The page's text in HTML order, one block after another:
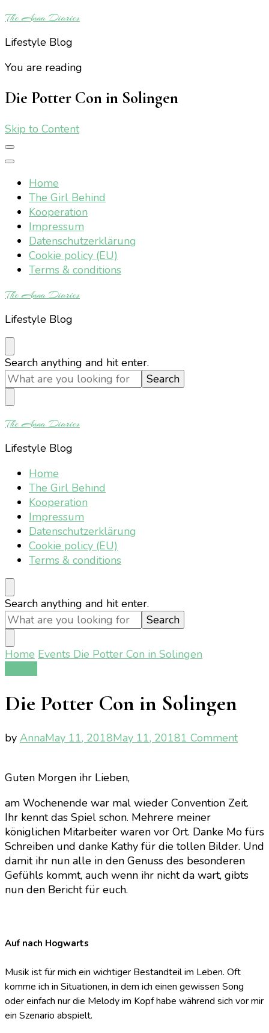
The Anna Diaries
Lifestyle Blog
You are reading
Die Potter Con in Solingen
Skip to Content
Home
The Girl Behind
Kooperation
Impressum
Datenschutzerklärung
Cookie policy (EU)
Terms & conditions
The Anna Diaries
Lifestyle Blog
Looking
for
Something?
Search anything and hit enter.
The Anna Diaries
Lifestyle Blog
Home
The Girl Behind
Kooperation
Impressum
Datenschutzerklärung
Cookie policy (EU)
Terms & conditions
Looking
for
Something?
Search anything and hit enter.
Home Events Die Potter Con in Solingen
Die Potter Con in Solingen
by AnnaMay 11, 2018May 11, 20181 Commenton
in
Guten Morgen ihr Lieben,
am Wochenende war mal wieder Convention Zeit.
Ihr kennt das Spiel schon. Mehrere meiner
königlichen Mitarbeiter waren vor Ort. Danke Mo fürs
Schreiben und danke Kathy für die tollen Bilder. Und
damit ihr nun alle in den Genuss des besonderen
Gefühls kommt, auch wenn ihr nicht da wart, gibts
nun den Bericht für euch.
Auf nach Hogwarts
Musik ist für mich ein wichtiger Bestandteil im Leben. Oft
komme ich in Situationen, in dem ich einen gewissen Song
oder einfach nur die Melody im Kopf habe während sich vor mir
ein Szenario abspielt.